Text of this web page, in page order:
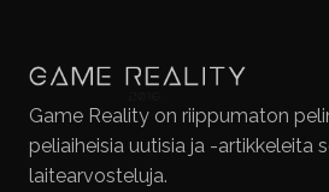
Game Reality on riippumaton
peliaiheisia uutisia ja -artikkeleita
laitearvosteluja.